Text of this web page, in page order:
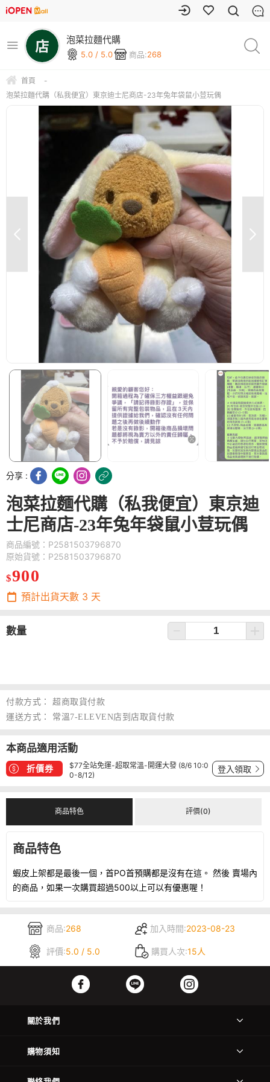
泡菜拉麵代購
5.0 / 5.0 商品:268
首頁
-
泡菜拉麵代購（私我便宜）東京迪士尼商店-23年兔年袋鼠小荳玩偶
分享 :
泡菜拉麵代購（私我便宜）東京迪
士尼商店-23年兔年袋鼠小荳玩偶
商品編號：P2581503796870
原始貨號：P2581503796870
$900
預計出貨天數 3 天
數量
付款方式：
超商取貨付款
運送方式：
常溫7-ELEVEN店到店取貨付款
本商品適用活動
折價券
$77全站免運-超取常溫-開運大發 (8/6 10:0
0-8/12)
登入領取
商品特色 評價(0)
商品特色
蝦皮上架都是最後一個，首PO首預購都是沒有在這。 然後 賣場內
的商品，如果一次購買超過500以上可以有優惠喔！
商品:268 加入時間:2023-08-23
評價:5.0 / 5.0 購買人次:15人
關於我們
購物須知